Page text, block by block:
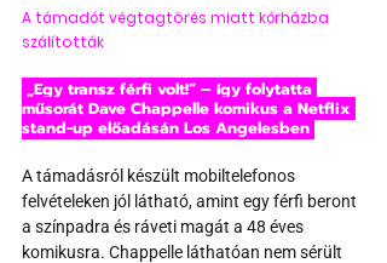
A támadót végtagtörés miatt kórházba
szálították
műsorát Dave Chappelle komikus a Netflix
stand-up előadásán Los Angelesben
A támadásról készült mobiltelefonos
felvételeken jól látható, amint egy férfi beront
a színpadra és ráveti magát a 48 éves
komikusra. Chappelle láthatóan nem sérült